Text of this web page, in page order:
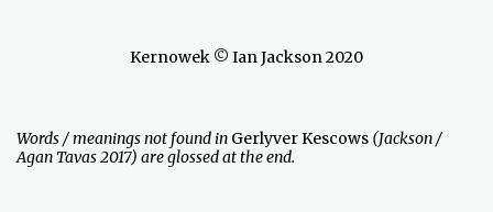
Kernowek © Ian Jackson 2020
Words / meanings not found in Gerlyver Kescows (Jackson /
Agan Tavas 2017) are glossed at the end.